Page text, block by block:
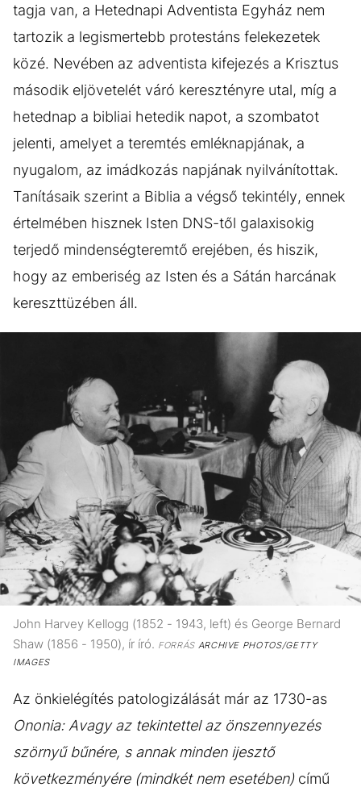
tagja van, a Hetednapi Adventista Egyház nem
tartozik a legismertebb protestáns felekezetek
közé. Nevében az adventista kifejezés a Krisztus
második eljövetelét váró keresztényre utal, míg a
hetednap a bibliai hetedik napot, a szombatot
jelenti, amelyet a teremtés emléknapjának, a
nyugalom, az imádkozás napjának nyilvánítottak.
Tanításaik szerint a Biblia a végső tekintély, ennek
értelmében hisznek Isten DNS-től galaxisokig
terjedő mindenségteremtő erejében, és hiszik,
hogy az emberiség az Isten és a Sátán harcának
kereszttüzében áll.
John Harvey Kellogg (1852 - 1943, left) és George Bernard
Shaw (1856 - 1950), ír író. FORRÁSARCHIVE PHOTOS/GETTY
IMAGES
Az önkielégítés patologizálását már az 1730-as
Ononia: Avagy az tekintettel az önszennyezés
szörnyű bűnére, s annak minden ijesztő
következményére (mindkét nem esetében)című